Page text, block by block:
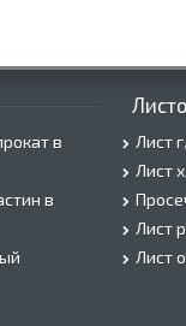
в
в
Лист
Лист
Лист
Лист